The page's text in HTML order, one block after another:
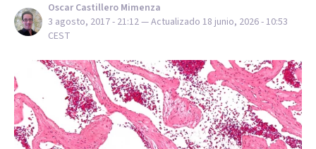
Oscar Castillero Mimenza
3 agosto, 2017 - 21:12— Actualizado 18 junio, 2026 - 10:53
CEST